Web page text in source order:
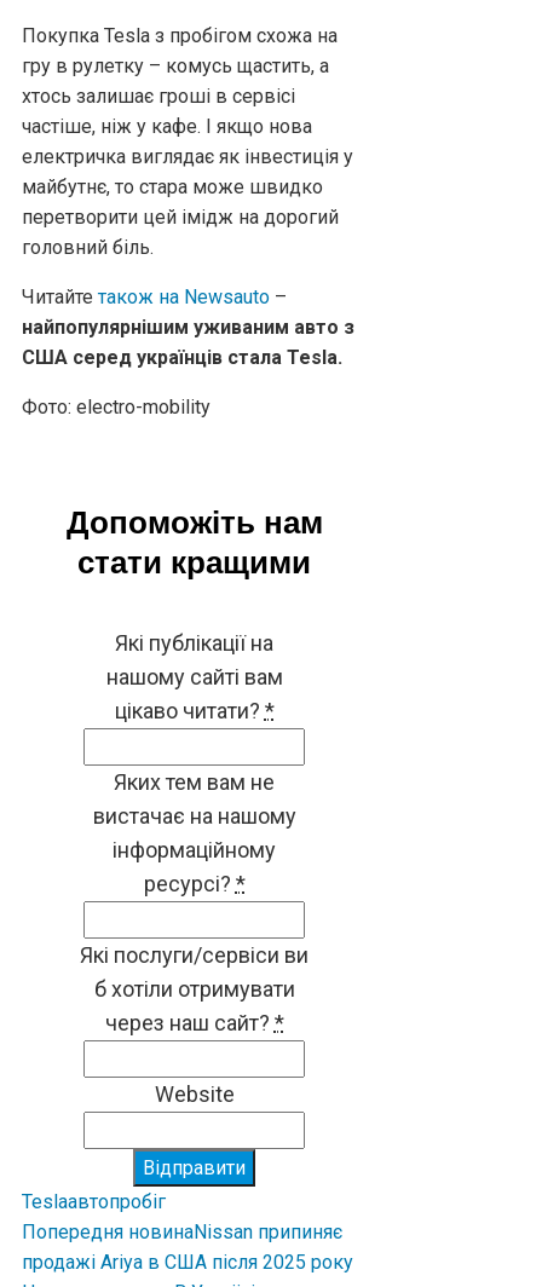
Покупка Tesla з пробігом схожа на
гру в рулетку – комусь щастить, а
хтось залишає гроші в сервісі
частіше, ніж у кафе. І якщо нова
електричка виглядає як інвестиція у
майбутнє, то стара може швидко
перетворити цей імідж на дорогий
головний біль.
Читайтетакож на Newsauto –
найпопулярнішим уживаним авто з
США серед українців стала Tesla.
Фото: electro-mobility
Допоможіть нам
стати кращими
Які публікації на
нашому сайті вам
цікаво читати? *
Яких тем вам не
вистачає на нашому
інформаційному
ресурсі? *
Які послуги/сервіси ви
б хотіли отримувати
через наш сайт? *
Website
Відправити
Teslaавтопробіг
Попередня новинаNissan припиняє
продажі Ariya в США після 2025 року